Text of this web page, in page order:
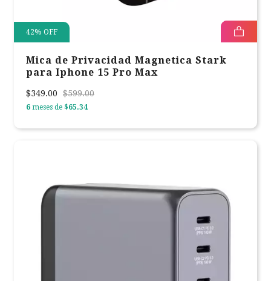
42% OFF
Mica de Privacidad Magnetica Stark
para Iphone 15 Pro Max
$349.00 $599.00
6 meses de $65.34